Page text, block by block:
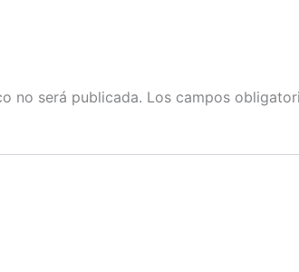
no será publicada. Los campos